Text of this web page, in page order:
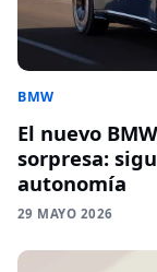
BMW
El nuevo
sorpresa:
autonomía
29 MAYO 2026